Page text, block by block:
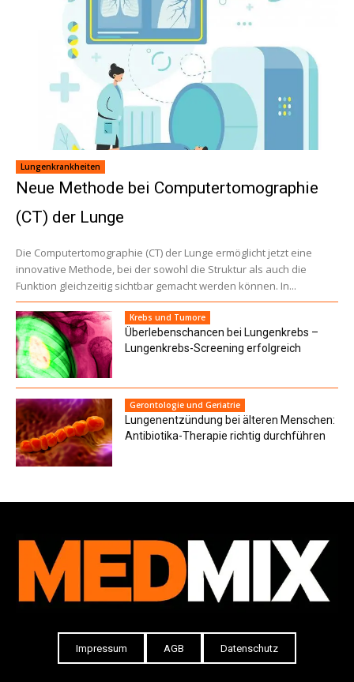
Lungenkrankheiten
Neue Methode bei Computertomographie
(CT) der Lunge
Die Computertomographie (CT) der Lunge ermöglicht jetzt eine
innovative Methode, bei der sowohl die Struktur als auch die
Funktion gleichzeitig sichtbar gemacht werden können. In...
Krebs und Tumore
Überlebenschancen bei Lungenkrebs –
Lungenkrebs-Screening erfolgreich
Gerontologie und Geriatrie
Lungenentzündung bei älteren Menschen:
Antibiotika-Therapie richtig durchführen
Impressum AGB Datenschutz